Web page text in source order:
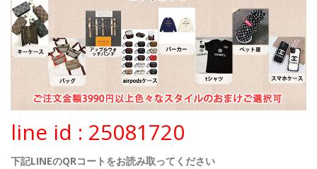
line id : 25081720
下記LINEのQRコートをお読み取ってください